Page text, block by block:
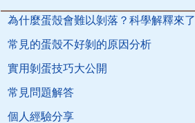
為什麼蛋殼會難以剝落？科學解釋來了
常見的蛋殼不好剝的原因分析
實用剝蛋技巧大公開
常見問題解答
個人經驗分享